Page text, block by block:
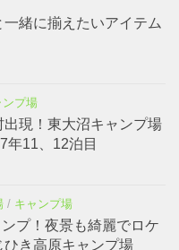
緒に揃えたいアイテム
ンプ場
出現！東大沼キャンプ場
年11、12泊目
/ キャンプ場
プ！夜景も綺麗でロケ
き高原キャンプ場